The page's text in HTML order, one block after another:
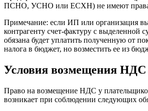
ПСНО, УСНО или ЕСХН) не имеют права
Примечание: если ИП или организация
контрагенту счет-фактуру с выделенной
обязана будет уплатить полученную от
налога в бюджет, но возместить ее из
Условия возмещения НДС
Право на возмещение НДС у
возникает при соблюдении следующих